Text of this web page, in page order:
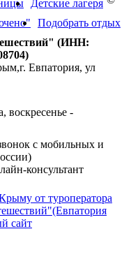
Детские лагеря
Подобрать отдых
(ИНН:
Евпатория, ул
воскресенье -
с мобильных и
консультант
от туроператора
сайт